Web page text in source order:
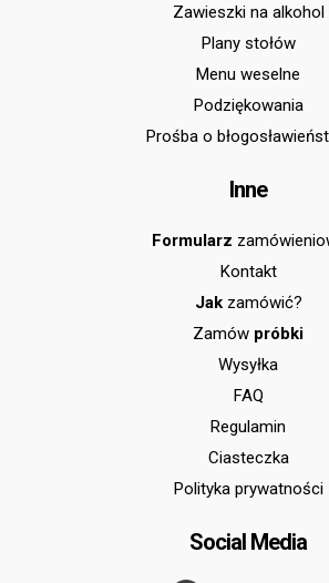
Zawieszki na alkohol
Plany stołów
Menu weselne
Podziękowania
Prośba o
Inne
Formularz
Kontakt
Jakzamówić?
Zamów próbki
Wysyłka
FAQ
Regulamin
Ciasteczka
Polityka prywatności
Social Media